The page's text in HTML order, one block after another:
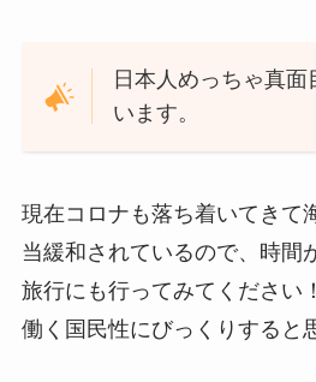
日本人めっちゃ真
います。
現在コロナも落ち着いてきて
当緩和されているので、時間
旅行にも行ってみてください
働く国民性にびっくりすると